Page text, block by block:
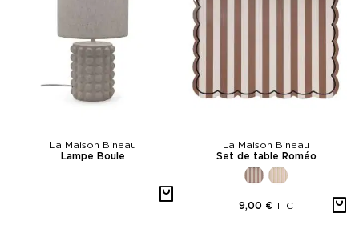
La Maison Bineau
Lampe Boule
La Maison Bineau
Set de table Roméo
9,00 € TTC